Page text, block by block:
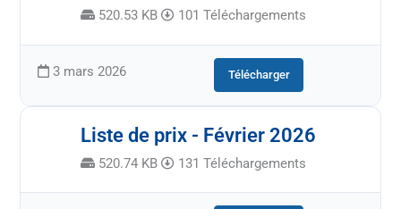
520.53 KB 101 Téléchargements
3 mars 2026 Télécharger
Liste de prix - Février 2026
520.74 KB 131 Téléchargements